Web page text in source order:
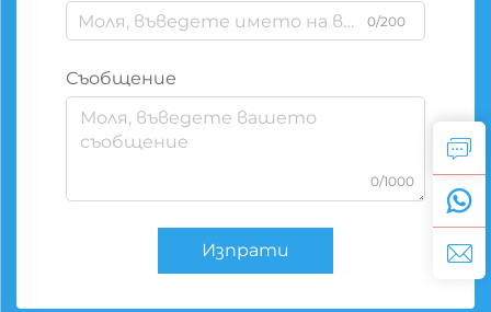
0/200
Съобщение
0/1000
Изпрати